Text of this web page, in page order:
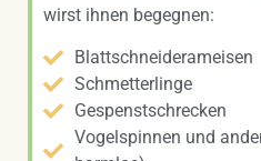
wirst ihnen begegnen:
Blattschneiderameisen
Schmetterlinge
Gespenstschrecken
Vogelspinnen und